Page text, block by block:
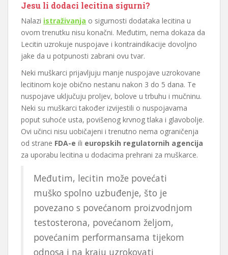
Jesu li dodaci lecitina sigurni?
Nalazi istraživanja o sigurnosti dodataka lecitina u
ovom trenutku nisu konačni. Međutim, nema dokaza da
Lecitin uzrokuje nuspojave i kontraindikacije dovoljno
jake da u potpunosti zabrani ovu tvar.
Neki muškarci prijavljuju manje nuspojave uzrokovane
lecitinom koje obično nestanu nakon 3 do 5 dana. Te
nuspojave uključuju proljev, bolove u trbuhu i mučninu.
Neki su muškarci također izvijestili o nuspojavama
poput suhoće usta, povišenog krvnog tlaka i glavobolje.
Ovi učinci nisu uobičajeni i trenutno nema ograničenja
od strane FDA-e ili europskih regulatornih agencija
za uporabu lecitina u dodacima prehrani za muškarce.
Međutim, lecitin može povećati
muško spolno uzbuđenje, što je
povezano s povećanom proizvodnjom
testosterona, povećanom željom,
povećanim performansama tijekom
odnosa i na kraju uzrokovati